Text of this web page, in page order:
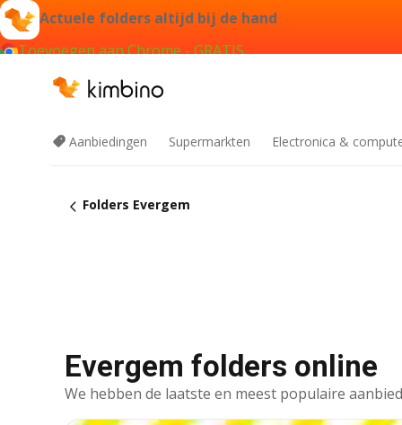
Actuele folders altijd bij de hand
Toevoegen aan Chrome - GRATIS
Aanbiedingen Supermarkten Electronica &
Folders Evergem
Evergem folders online
We hebben de laatste en meest populaire